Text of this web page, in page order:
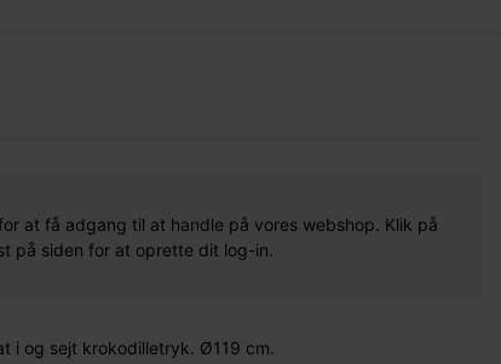
at få adgang til at handle på vores webshop. Klik på
på siden for at oprette dit log-in.
i og sejt krokodilletryk. Ø119 cm.